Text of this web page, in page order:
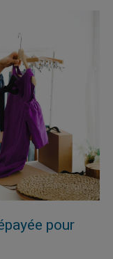
pour